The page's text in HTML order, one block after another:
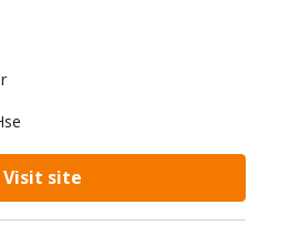
Visit site